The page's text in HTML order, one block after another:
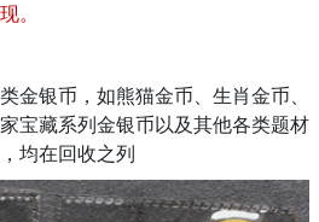
。
银币，如熊猫金币、生肖金币、
宝藏系列金银币以及其他各类题材
均在回收之列